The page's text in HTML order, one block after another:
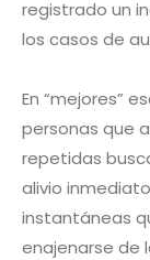
registrado un
los casos de
En “mejores”
personas que
repetidas
alivio
instantáneas
enajenarse de